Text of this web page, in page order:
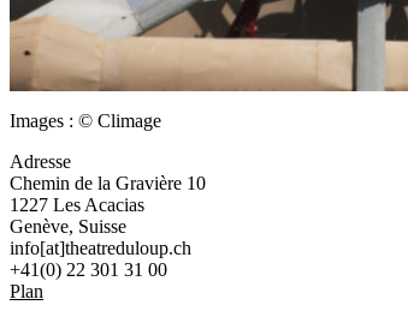
Images : © Climage
Adresse
Chemin de la Gravière 10
1227 Les Acacias
Genève, Suisse
info[at]theatreduloup.ch
+41(0) 22 301 31 00
Plan